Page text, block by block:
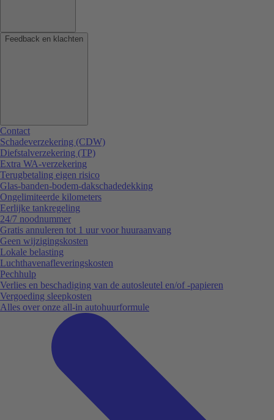
Feedback en klachten
Contact
Schadeverzekering (CDW)
Diefstalverzekering (TP)
Extra WA-verzekering
Terugbetaling eigen risico
Glas-banden-bodem-dakschadedekking
Ongelimiteerde kilometers
Eerlijke tankregeling
24/7 noodnummer
Gratis annuleren tot 1 uur voor huuraanvang
Geen wijzigingskosten
Lokale belasting
Luchthavenafleveringskosten
Pechhulp
Verlies en beschadiging van de autosleutel en/of -papieren
Vergoeding sleepkosten
Alles over onze all-in autohuurformule